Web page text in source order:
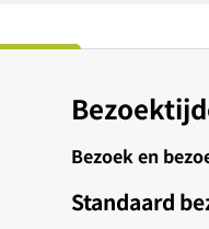
Bezoek en
Standaard